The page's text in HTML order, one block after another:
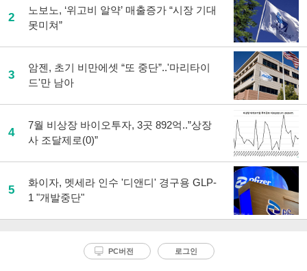
2
노보노, ‘위고비 알약’ 매출증가 “시장 기대
못미쳐”
3
암젠, 초기 비만에셋 “또 중단”..'마리타이
드'만 남아
4
7월 비상장 바이오투자, 3곳 892억..”상장
사 조달제로(0)”
5
화이자, 멧세라 인수 '디앤디' 경구용 GLP-
1 "개발중단"
PC버전 로그인